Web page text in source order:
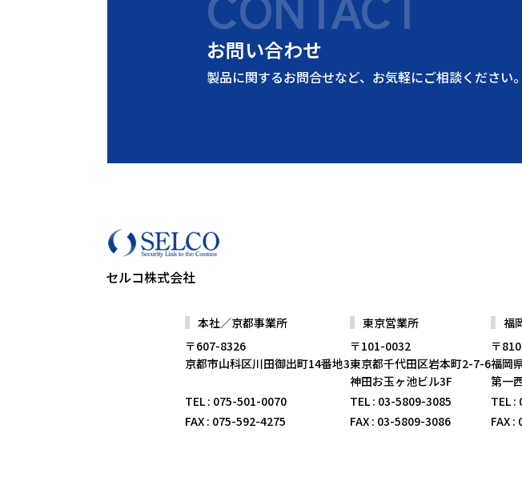
お問い合わせ
製品に関するお問合せなど、 お気軽にご相談ください。
セルコ株式会社
本社／京都事業所
〒607-8326
京都市山科区川田御出町14番地3
TEL: 075-501-0070
FAX: 075-592-4275
東京営業所
〒101-0032
東京都千代田区岩本町2-7-6
神田お玉ヶ池ビル3F
TEL: 03-5809-3085
FAX: 03-5809-3086
福
〒
福岡
第一
TEL:
FAX: